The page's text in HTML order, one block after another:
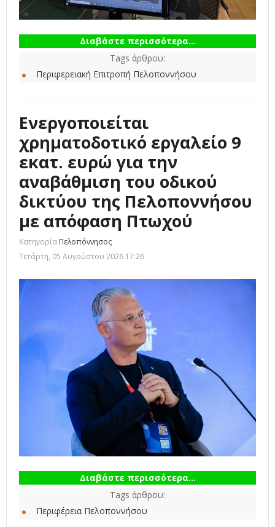
Διαβάστε περισσότερα...
Tags άρθρου:
Περιφερειακή Επιτροπή Πελοποννήσου
Ενεργοποιείται
χρηματοδοτικό εργαλείο 9
εκατ. ευρώ για την
αναβάθμιση του οδικού
δικτύου της Πελοποννήσου
με απόφαση Πτωχού
Κατηγορία Πελοπόννησος
Τετάρτη, 05 Αυγούστου 2026 17:26
Διαβάστε περισσότερα...
Tags άρθρου:
Περιφέρεια Πελοποννήσου